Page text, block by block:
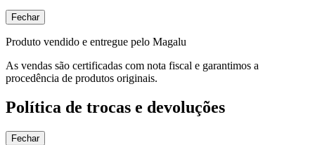
Fechar
Produto vendido e entregue pelo Magalu
As vendas são certificadas com nota fiscal e garantimos a
procedência de produtos originais.
Política de trocas e devoluções
Fechar